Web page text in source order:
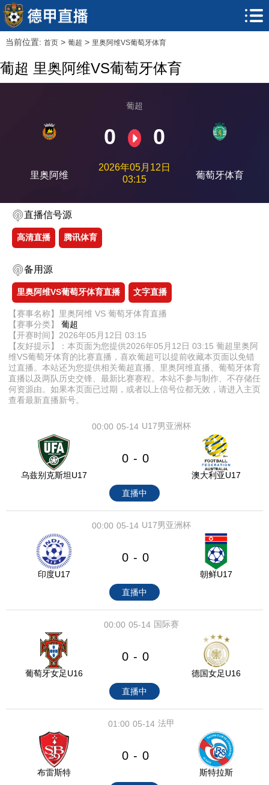
当前位置: 首页> 葡超 > 里奥阿维VS葡萄牙体育
葡超 里奥阿维VS葡萄牙体育
里奥阿维
葡超
0 0
2026年05月12日
03:15
葡萄牙体育
直播信号源
高清直播 腾讯体育
备用源
里奥阿维VS葡萄牙体育直播 文字直播
【赛事名称】里奥阿维 VS 葡萄牙体育直播
【赛事分类】 葡超
【开赛时间】2026年05月12日 03:15
【友好提示】：本页面为您提供2026年05月12日 03:15 葡超里奥阿
维VS葡萄牙体育的比赛直播，喜欢葡超可以提前收藏本页面以免错
过直播。本站还为您提供相关葡超直播、里奥阿维直播、葡萄牙体育
直播以及两队历史交锋、最新比赛赛程。本站不参与制作、不存储任
何资源由。如果本页面已过期，或者以上信号位都无效，请进入主页
查看最新直播新号。
05-14
00:00 U17男亚洲杯
乌兹别克斯坦U17
0 - 0
澳大利亚U17
直播中
05-14
00:00 U17男亚洲杯
印度U17
0 - 0
朝鲜U17
直播中
05-14
00:00 国际赛
葡萄牙女足U16
0 - 0
德国女足U16
直播中
05-14
01:00 法甲
布雷斯特
0 - 0
斯特拉斯